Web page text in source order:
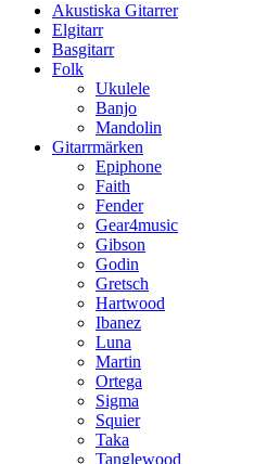
Akustiska Gitarrer
Elgitarr
Basgitarr
Folk
Ukulele
Banjo
Mandolin
Gitarrmärken
Epiphone
Faith
Fender
Gear4music
Gibson
Godin
Gretsch
Hartwood
Ibanez
Luna
Martin
Ortega
Sigma
Squier
Taka
Tanglewood